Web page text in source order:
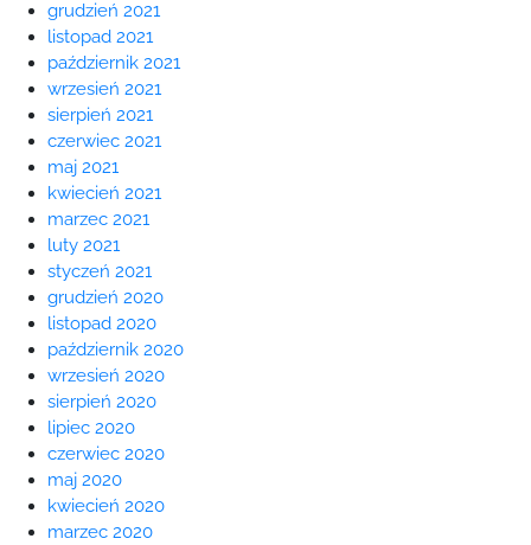
grudzień 2021
listopad 2021
październik 2021
wrzesień 2021
sierpień 2021
czerwiec 2021
maj 2021
kwiecień 2021
marzec 2021
luty 2021
styczeń 2021
grudzień 2020
listopad 2020
październik 2020
wrzesień 2020
sierpień 2020
lipiec 2020
czerwiec 2020
maj 2020
kwiecień 2020
marzec 2020